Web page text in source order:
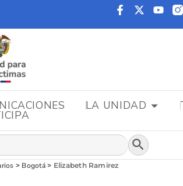
LA UNIDAD
Botón de
> Bogotá> Elizabeth Ramirez